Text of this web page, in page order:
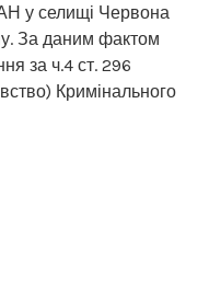
у селищі Червона
За даним фактом
за ч.4 ст. 296
Кримінального